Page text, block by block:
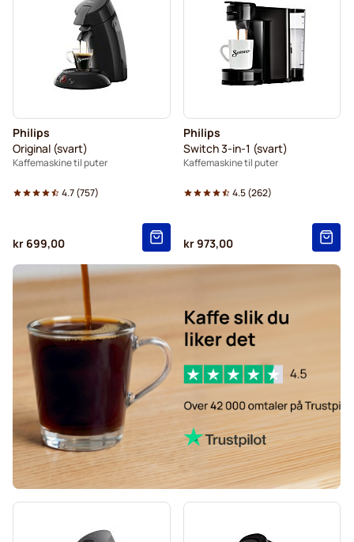
Friele kaffeputer for Senseo
Marcilla kaffeputer for Senseo
Kaffemaskiner til Senseo® Til Senseo®
Philips
Original (svart)
Kaffemaskine til puter
4.7(757)
kr 699,00
Philips
Switch 3-in-1 (svart)
Kaffemaskine til puter
4.5(262)
kr 973,00